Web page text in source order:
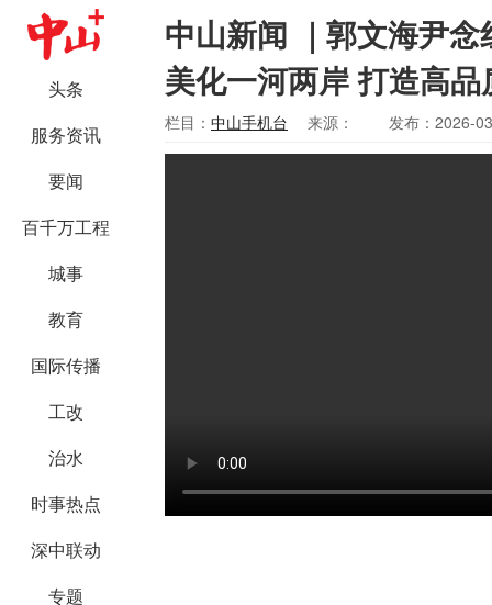
头条
服务资讯
要闻
百千万工程
城事
教育
国际传播
工改
治水
时事热点
深中联动
专题
中山新闻 ｜郭文海尹
美化一河两岸 打造高
栏目： 中山手机台 来源： 发布：2026-